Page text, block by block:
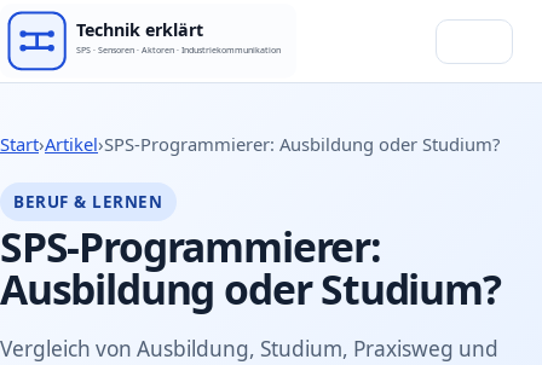
Start›Artikel›SPS-Programmierer: Ausbildung oder Studium?
BERUF & LERNEN
SPS-Programmierer:
Ausbildung oder Studium?
Vergleich von Ausbildung, Studium, Praxisweg und